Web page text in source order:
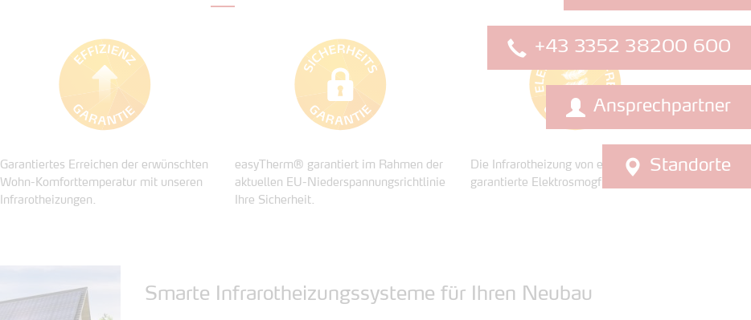
+43 3352 38200 600
Ansprechpartner
Standorte
Garantiertes Erreichen der erwünschten
Wohn-Komforttemperatur mit unseren
Infrarotheizungen.
easyTherm® garantiert im Rahmen der
aktuellen EU-Niederspannungsrichtlinie
Ihre Sicherheit.
Die Infrarotheizung von easyTherm® -
garantierte Elektrosmogfreiheit.
Smarte Infrarotheizungssysteme für Ihren Neubau